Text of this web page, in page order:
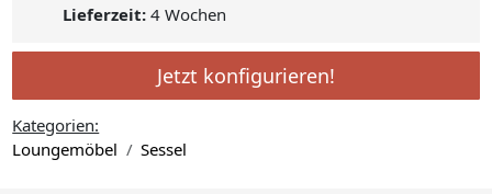
Lieferzeit: 4 Wochen
Jetzt konfigurieren!
Kategorien:
Loungemöbel
Sessel